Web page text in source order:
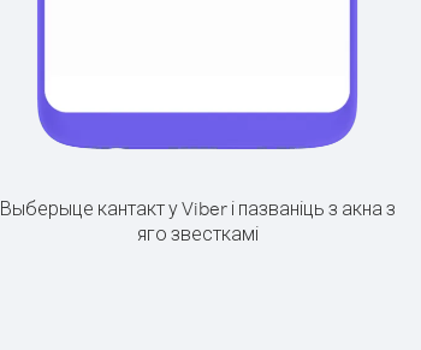
Выберыце кантакт у Viber і пазваніць з акна з
яго звесткамі